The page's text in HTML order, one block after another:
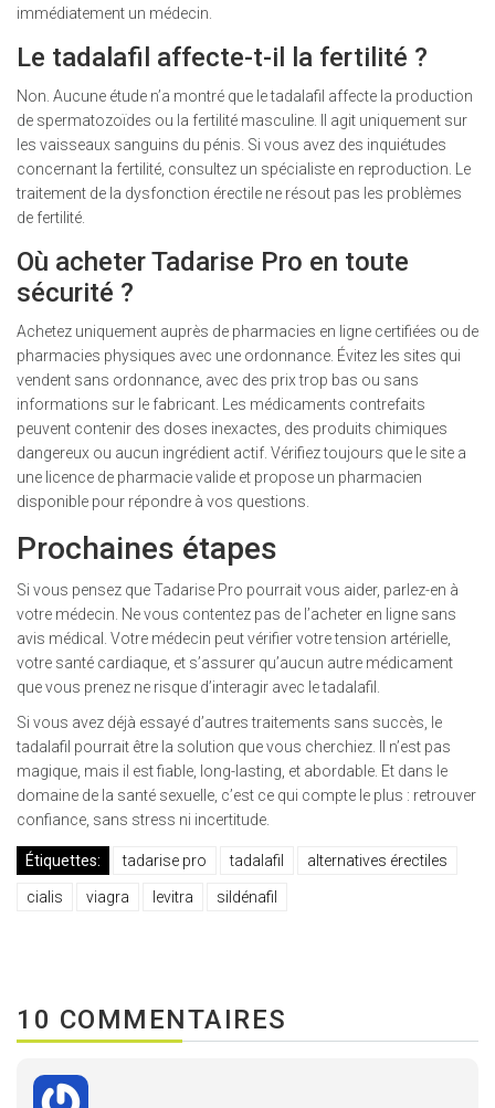
immédiatement un médecin.
Le tadalafil affecte-t-il la fertilité ?
Non. Aucune étude n’a montré que le tadalafil affecte la production
de spermatozoïdes ou la fertilité masculine. Il agit uniquement sur
les vaisseaux sanguins du pénis. Si vous avez des inquiétudes
concernant la fertilité, consultez un spécialiste en reproduction. Le
traitement de la dysfonction érectile ne résout pas les problèmes
de fertilité.
Où acheter Tadarise Pro en toute
sécurité ?
Achetez uniquement auprès de pharmacies en ligne certifiées ou de
pharmacies physiques avec une ordonnance. Évitez les sites qui
vendent sans ordonnance, avec des prix trop bas ou sans
informations sur le fabricant. Les médicaments contrefaits
peuvent contenir des doses inexactes, des produits chimiques
dangereux ou aucun ingrédient actif. Vérifiez toujours que le site a
une licence de pharmacie valide et propose un pharmacien
disponible pour répondre à vos questions.
Prochaines étapes
Si vous pensez que Tadarise Pro pourrait vous aider, parlez-en à
votre médecin. Ne vous contentez pas de l’acheter en ligne sans
avis médical. Votre médecin peut vérifier votre tension artérielle,
votre santé cardiaque, et s’assurer qu’aucun autre médicament
que vous prenez ne risque d’interagir avec le tadalafil.
Si vous avez déjà essayé d’autres traitements sans succès, le
tadalafil pourrait être la solution que vous cherchiez. Il n’est pas
magique, mais il est fiable, long-lasting, et abordable. Et dans le
domaine de la santé sexuelle, c’est ce qui compte le plus : retrouver
confiance, sans stress ni incertitude.
Étiquettes: tadarise pro tadalafil alternatives érectiles
cialis viagra levitra sildénafil
10 COMMENTAIRES